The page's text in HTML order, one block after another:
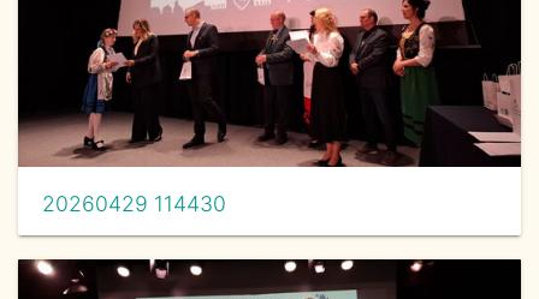
20260429 114430